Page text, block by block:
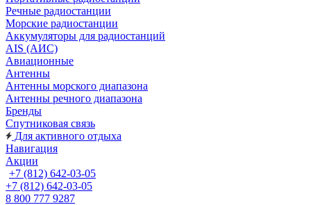
Речные радиостанции
Морские радиостанции
Аккумуляторы для радиостанций
AIS (АИС)
Авиационные
Антенны
Антенны морского диапазона
Антенны речного диапазона
Бренды
Спутниковая связь
Для активного отдыха
Навигация
Акции
+7 (812) 642-03-05
+7 (812) 642-03-05
8 800 777 9287